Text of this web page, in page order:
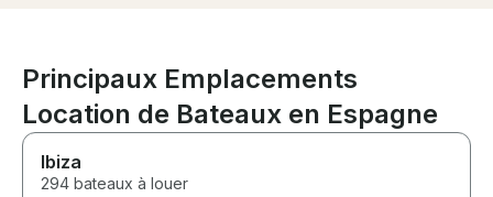
Principaux Emplacements
Location de Bateaux en Espagne
Ibiza
294 bateaux à louer